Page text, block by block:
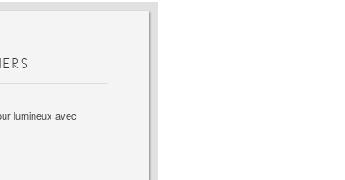
lumineux avec